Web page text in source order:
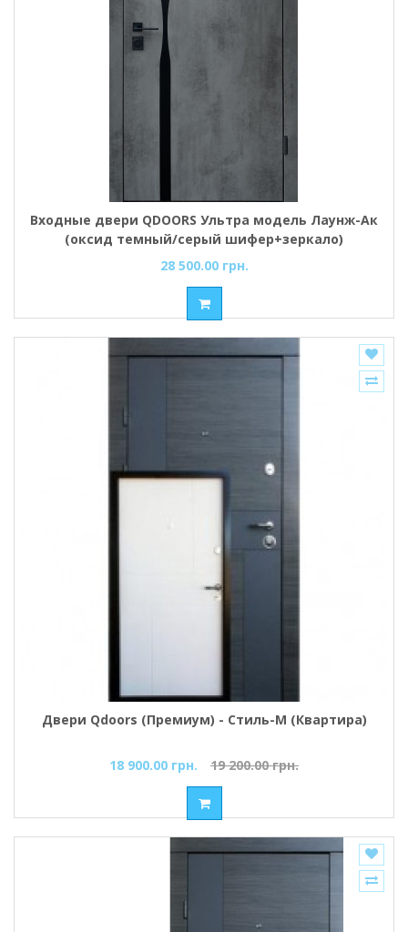
Входные двери QDOORS Ультра модель Лаунж-Ак
(оксид темный/серый шифер+зеркало)
28 500.00 грн.
Двери Qdoors (Премиум) - Стиль-М (Квартира)
18 900.00 грн. 19 200.00 грн.